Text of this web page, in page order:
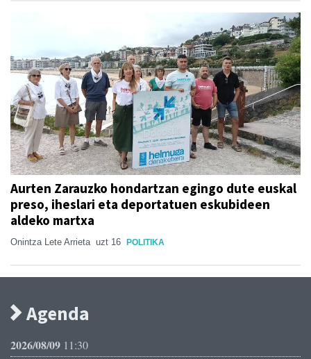
Aurten Zarauzko hondartzan egingo dute euskal
preso, iheslari eta deportatuen eskubideen
aldeko martxa
Onintza Lete Arrieta uzt 16 POLITIKA
Agenda
2026/08/09 11:30